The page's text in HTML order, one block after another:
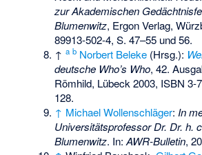
zur Akademischen
Blumenwitz, Ergon Verlag,
89913-502-4, S. 47–55 und 56.
↑a b Norbert Beleke (Hrsg.):
deutsche Who’s Who, 42.
Römhild, Lübeck 2003, ISBN 3-
128.
↑ Michael Wollenschläger: In
Universitätsprofessor Dr. Dr. h.
Blumenwitz. In:AWR-Bulletin,